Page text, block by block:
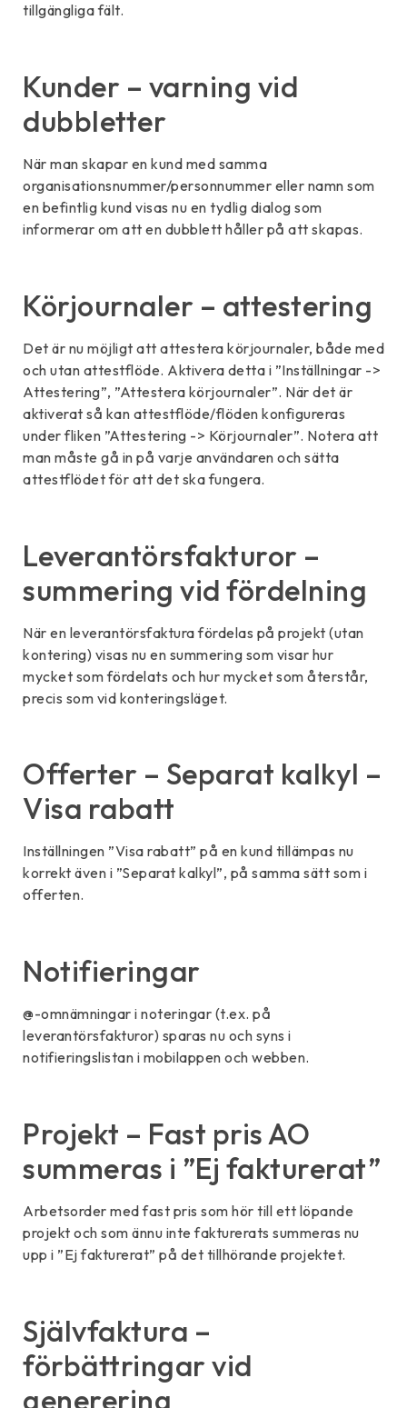
tillgängliga fält.
Kunder – varning vid
dubbletter
När man skapar en kund med samma
organisationsnummer/personnummer eller namn som
en befintlig kund visas nu en tydlig dialog som
informerar om att en dubblett håller på att skapas.
Körjournaler – attestering
Det är nu möjligt att attestera körjournaler, både med
och utan attestflöde. Aktivera detta i ”Inställningar ->
Attestering”, ”Attestera körjournaler”. När det är
aktiverat så kan attestflöde/flöden konfigureras
under fliken ”Attestering -> Körjournaler”. Notera att
man måste gå in på varje användaren och sätta
attestflödet för att det ska fungera.
Leverantörsfakturor –
summering vid fördelning
När en leverantörsfaktura fördelas på projekt (utan
kontering) visas nu en summering som visar hur
mycket som fördelats och hur mycket som återstår,
precis som vid konteringsläget.
Offerter – Separat kalkyl –
Visa rabatt
Inställningen ”Visa rabatt” på en kund tillämpas nu
korrekt även i ”Separat kalkyl”, på samma sätt som i
offerten.
Notifieringar
@-omnämningar i noteringar (t.ex. på
leverantörsfakturor) sparas nu och syns i
notifieringslistan i mobilappen och webben.
Projekt – Fast pris AO
summeras i ”Ej fakturerat”
Arbetsorder med fast pris som hör till ett löpande
projekt och som ännu inte fakturerats summeras nu
upp i ”Ej fakturerat” på det tillhörande projektet.
Självfaktura –
förbättringar vid
generering